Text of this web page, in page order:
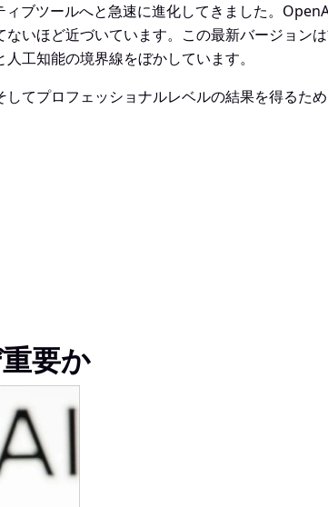
ブツールへと急速に進化してきました。
いほど近づいています。この最新バージョン
工知能の境界線をぼかしています。
てプロフェッショナルレベルの結果を得るた
要か